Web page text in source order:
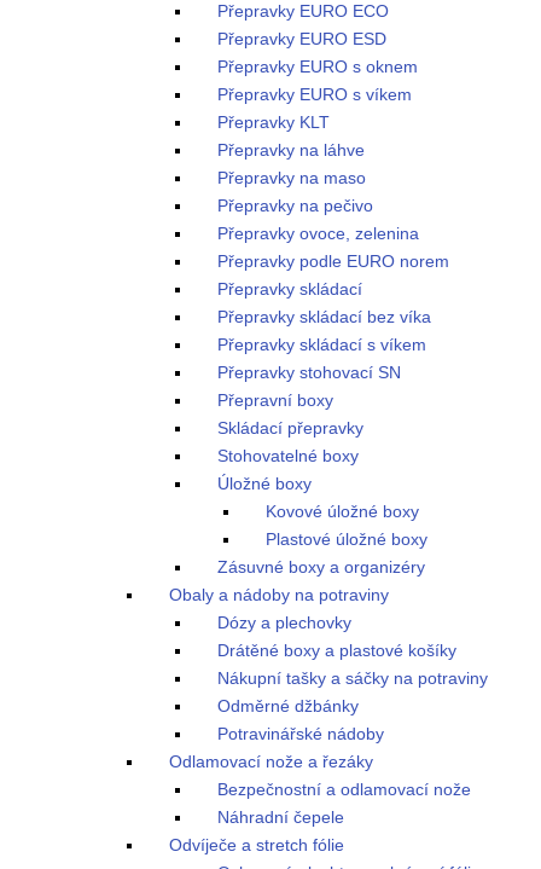
Přepravky EURO ECO
Přepravky EURO ESD
Přepravky EURO s oknem
Přepravky EURO s víkem
Přepravky KLT
Přepravky na láhve
Přepravky na maso
Přepravky na pečivo
Přepravky ovoce, zelenina
Přepravky podle EURO norem
Přepravky skládací
Přepravky skládací bez víka
Přepravky skládací s víkem
Přepravky stohovací SN
Přepravní boxy
Skládací přepravky
Stohovatelné boxy
Úložné boxy
Kovové úložné boxy
Plastové úložné boxy
Zásuvné boxy a organizéry
Obaly a nádoby na potraviny
Dózy a plechovky
Drátěné boxy a plastové košíky
Nákupní tašky a sáčky na potraviny
Odměrné džbánky
Potravinářské nádoby
Odlamovací nože a řezáky
Bezpečnostní a odlamovací nože
Náhradní čepele
Odvíječe a stretch fólie